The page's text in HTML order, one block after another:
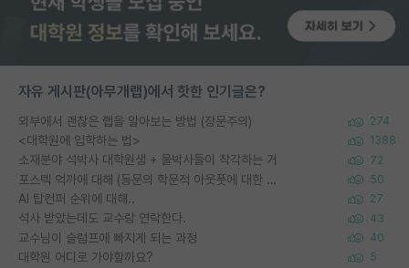
자유 게시판(아무개랩)에서 핫한 인기글은?
외부에서 괜찮은 랩을 알아보는 방법 (장문주의) 274
<대학원에 입학하는 법> 1388
소재분야 석박사 대학원생 + 물박사들이 착각하는 거 72
포스텍 억까에 대해 (동문의 학문적 아웃풋에 대한 반박) 50
AI 탑컨퍼 순위에 대해.. 27
석사 받았는데도 교수랑 연락한다. 43
교수님이 슬럼프에 빠지게 되는 과정 40
대학원 어디로 가야할까요? 5